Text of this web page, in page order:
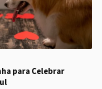
para Celebrar